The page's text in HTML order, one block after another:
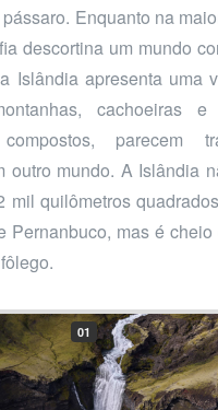
Enquanto na
descortina um mundo
Islândia apresenta uma
cachoeiras
parecem
outro mundo. A Islândia
mil quilômetros
Pernanbuco, mas é
01